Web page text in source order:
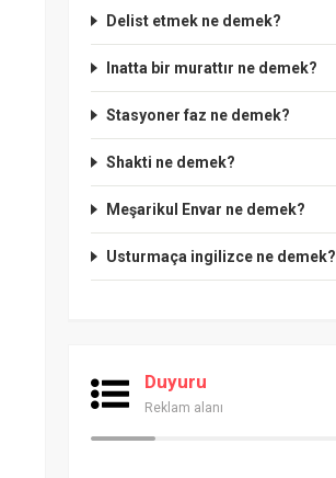
Delist etmek ne demek?
Inatta bir murattır ne demek?
Stasyoner faz ne demek?
Shakti ne demek?
Meşarikul Envar ne demek?
Usturmaça ingilizce ne demek?
Duyuru
Reklam alanı